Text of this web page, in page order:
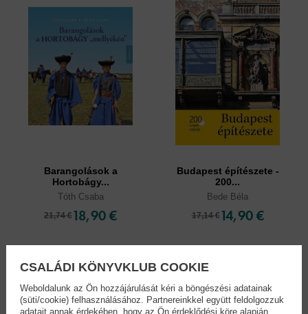
Barangolások a
Hortobágy...
Tóth Csaba
21,74 €18,90 €
Budapest építészete -
200...
Bede Béla
17,14 € 14,90 €
CSALÁDI KÖNYVKLUB COOKIE
Weboldalunk az Ön hozzájárulását kéri a böngészési adatainak
(süti/cookie) felhasználásához. Partnereinkkel együtt feldolgozzuk
adatait annak érdekében, hogy az Ön érdeklődési köre alapján